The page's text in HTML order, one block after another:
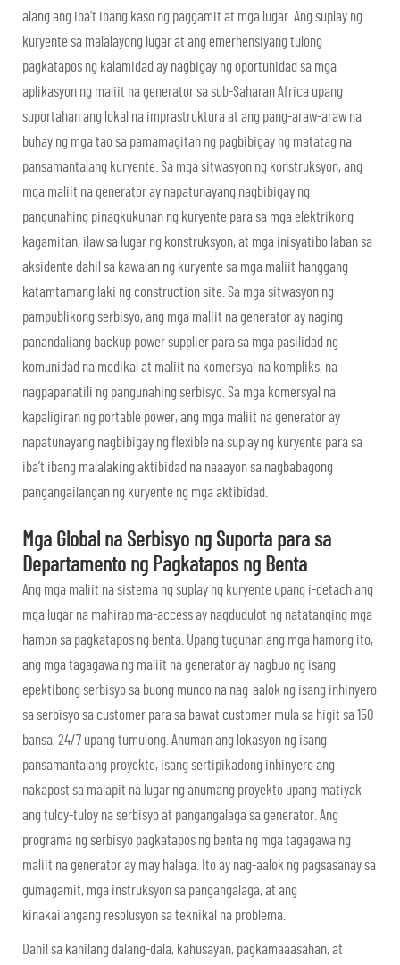
alang ang iba’t ibang kaso ng paggamit at mga lugar. Ang suplay ng
kuryente sa malalayong lugar at ang emerhensiyang tulong
pagkatapos ng kalamidad ay nagbigay ng oportunidad sa mga
aplikasyon ng maliit na generator sa sub-Saharan Africa upang
suportahan ang lokal na imprastruktura at ang pang-araw-araw na
buhay ng mga tao sa pamamagitan ng pagbibigay ng matatag na
pansamantalang kuryente. Sa mga sitwasyon ng konstruksyon, ang
mga maliit na generator ay napatunayang nagbibigay ng
pangunahing pinagkukunan ng kuryente para sa mga elektrikong
kagamitan, ilaw sa lugar ng konstruksyon, at mga inisyatibo laban sa
aksidente dahil sa kawalan ng kuryente sa mga maliit hanggang
katamtamang laki ng construction site. Sa mga sitwasyon ng
pampublikong serbisyo, ang mga maliit na generator ay naging
panandaliang backup power supplier para sa mga pasilidad ng
komunidad na medikal at maliit na komersyal na kompliks, na
nagpapanatili ng pangunahing serbisyo. Sa mga komersyal na
kapaligiran ng portable power, ang mga maliit na generator ay
napatunayang nagbibigay ng flexible na suplay ng kuryente para sa
iba’t ibang malalaking aktibidad na naaayon sa nagbabagong
pangangailangan ng kuryente ng mga aktibidad.
Mga Global na Serbisyo ng Suporta para sa
Departamento ng Pagkatapos ng Benta
Ang mga maliit na sistema ng suplay ng kuryente upang i-detach ang
mga lugar na mahirap ma-access ay nagdudulot ng natatanging mga
hamon sa pagkatapos ng benta. Upang tugunan ang mga hamong ito,
ang mga tagagawa ng maliit na generator ay nagbuo ng isang
epektibong serbisyo sa buong mundo na nag-aalok ng isang inhinyero
sa serbisyo sa customer para sa bawat customer mula sa higit sa 150
bansa, 24/7 upang tumulong. Anuman ang lokasyon ng isang
pansamantalang proyekto, isang sertipikadong inhinyero ang
nakapost sa malapit na lugar ng anumang proyekto upang matiyak
ang tuloy-tuloy na serbisyo at pangangalaga sa generator. Ang
programa ng serbisyo pagkatapos ng benta ng mga tagagawa ng
maliit na generator ay may halaga. Ito ay nag-aalok ng pagsasanay sa
gumagamit, mga instruksyon sa pangangalaga, at ang
kinakailangang resolusyon sa teknikal na problema.
Dahil sa kanilang dalang-dala, kahusayan, pagkamaaasahan, at